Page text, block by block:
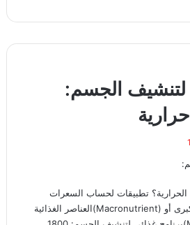
لتنشيف الجسم:
تطبيقات لحساب السعرات
الحراريةالعناصر الغذائية الكبرى أو (Macronutrient)العناصر الغذائية